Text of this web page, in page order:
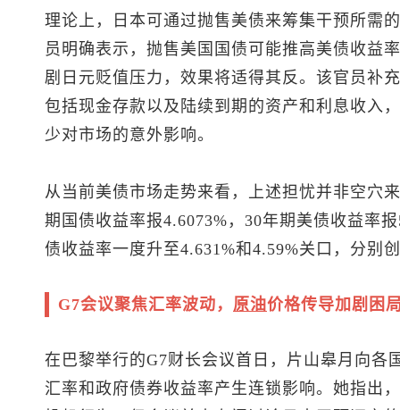
理论上，日本可通过抛售美债来筹集干预所需
员明确表示，抛售美国国债可能推高美债收益
剧日元贬值压力，效果将适得其反。该官员补
包括现金存款以及陆续到期的资产和利息收入
少对市场的意外影响。
从当前美债市场走势来看，上述担忧并非空穴
期国债收益率报4.6073%，30年期美债收益率
债收益率一度升至4.631%和4.59%关口，分别
G7会议聚焦汇率波动， 原油价格传导加剧困
在巴黎举行的G7财长会议首日，片山皋月向各
汇率和政府债券收益率产生连锁影响。她指出